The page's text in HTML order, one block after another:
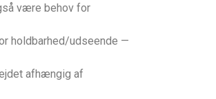
være behov for
holdbarhed/udseende —
afhængig af